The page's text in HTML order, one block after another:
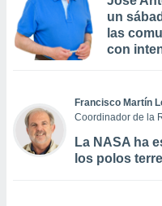
un
las
con
Francisco Martín
Coordinador de la
La NASA ha
los polos